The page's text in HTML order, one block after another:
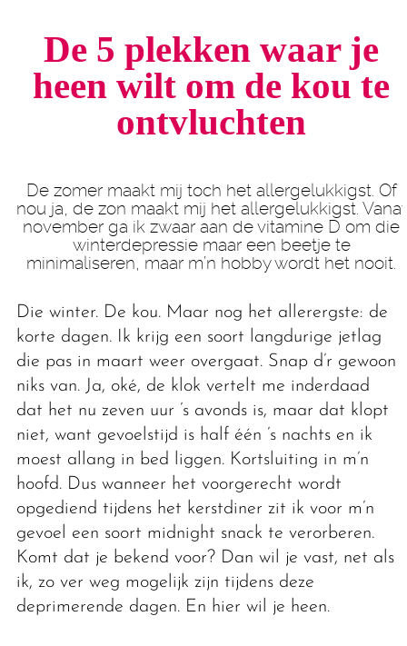
De 5 plekken waar je
heen wilt om de kou te
ontvluchten
De zomer maakt mij toch het allergelukkigst. Of
nou ja, de zon maakt mij het allergelukkigst. Vanaf
november ga ik zwaar aan de vitamine D om die
winterdepressie maar een beetje te
minimaliseren, maar m’n hobby wordt het nooit.
Die winter. De kou. Maar nog het allerergste: de
korte dagen. Ik krijg een soort langdurige jetlag
die pas in maart weer overgaat. Snap d’r gewoon
niks van. Ja, oké, de klok vertelt me inderdaad
dat het nu zeven uur ’s avonds is, maar dat klopt
niet, want gevoelstijd is half één ’s nachts en ik
moest allang in bed liggen. Kortsluiting in m’n
hoofd. Dus wanneer het voorgerecht wordt
opgediend tijdens het kerstdiner zit ik voor m’n
gevoel een soort midnight snack te verorberen.
Komt dat je bekend voor? Dan wil je vast, net als
ik, zo ver weg mogelijk zijn tijdens deze
deprimerende dagen. En hier wil je heen.